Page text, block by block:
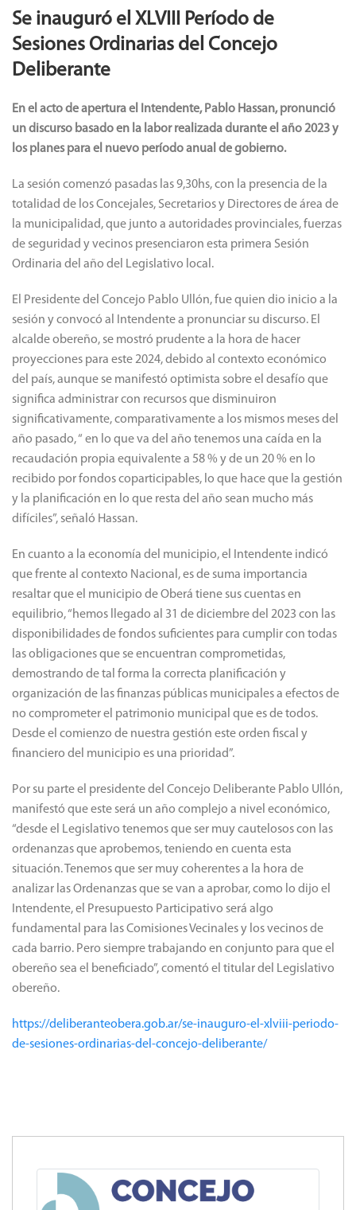
Se inauguró el XLVIII Período de
Sesiones Ordinarias del Concejo
Deliberante
En el acto de apertura el Intendente, Pablo Hassan, pronunció
un discurso basado en la labor realizada durante el año 2023 y
los planes para el nuevo período anual de gobierno.
La sesión comenzó pasadas las 9,30hs, con la presencia de la
totalidad de los Concejales, Secretarios y Directores de área de
la municipalidad, que junto a autoridades provinciales, fuerzas
de seguridad y vecinos presenciaron esta primera Sesión
Ordinaria del año del Legislativo local.
El Presidente del Concejo Pablo Ullón, fue quien dio inicio a la
sesión y convocó al Intendente a pronunciar su discurso. El
alcalde obereño, se mostró prudente a la hora de hacer
proyecciones para este 2024, debido al contexto económico
del país, aunque se manifestó optimista sobre el desafío que
significa administrar con recursos que disminuiron
significativamente, comparativamente a los mismos meses del
año pasado, “ en lo que va del año tenemos una caída en la
recaudación propia equivalente a 58 % y de un 20 % en lo
recibido por fondos coparticipables, lo que hace que la gestión
y la planificación en lo que resta del año sean mucho más
difíciles”, señaló Hassan.
En cuanto a la economía del municipio, el Intendente indicó
que frente al contexto Nacional, es de suma importancia
resaltar que el municipio de Oberá tiene sus cuentas en
equilibrio, “hemos llegado al 31 de diciembre del 2023 con las
disponibilidades de fondos suficientes para cumplir con todas
las obligaciones que se encuentran comprometidas,
demostrando de tal forma la correcta planificación y
organización de las finanzas públicas municipales a efectos de
no comprometer el patrimonio municipal que es de todos.
Desde el comienzo de nuestra gestión este orden fiscal y
financiero del municipio es una prioridad”.
Por su parte el presidente del Concejo Deliberante Pablo Ullón,
manifestó que este será un año complejo a nivel económico,
“desde el Legislativo tenemos que ser muy cautelosos con las
ordenanzas que aprobemos, teniendo en cuenta esta
situación.Tenemos que ser muy coherentes a la hora de
analizar las Ordenanzas que se van a aprobar, como lo dijo el
Intendente, el Presupuesto Participativo será algo
fundamental para las Comisiones Vecinales y los vecinos de
cada barrio. Pero siempre trabajando en conjunto para que el
obereño sea el beneficiado”, comentó el titular del Legislativo
obereño.
https://deliberanteobera.gob.ar/se-inauguro-el-xlviii-periodo-
de-sesiones-ordinarias-del-concejo-deliberante/